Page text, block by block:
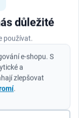
důležité
používat.
e-shopu. S
a
zlepšovat
.
pomůcek.
požadavky
a praktické
použití. Díky
a zhluboka se